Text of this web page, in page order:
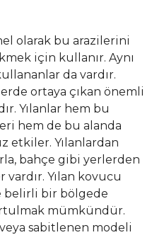
olarak bu arazilerini
için kullanır. Aynı
da vardır.
ortaya çıkan önemli
Yılanlar hem bu
hem de bu alanda
etkiler. Yılanlardan
bahçe gibi yerlerden
Yılan kovucu
belirli bir bölgede
mümkündür.
sabitlenen modeli